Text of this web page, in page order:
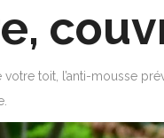
toit, l’anti-mousse